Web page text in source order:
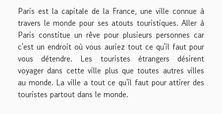
Paris est la capitale de la France, une ville connue à
travers le monde pour ses atouts touristiques. Aller à
Paris constitue un rêve pour plusieurs personnes car
c'est un endroit où vous auriez tout ce qu'il faut pour
vous détendre. Les touristes étrangers désirent
voyager dans cette ville plus que toutes autres villes
au monde. La ville a tout ce qu'il faut pour attirer des
touristes partout dans le monde.